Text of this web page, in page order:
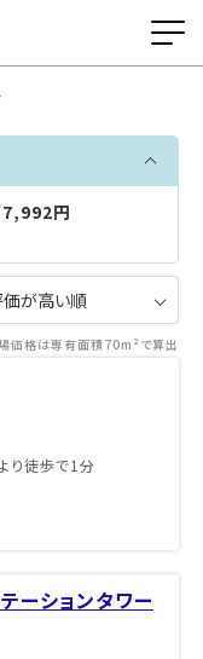
円
価格は専有面積70m²で算出
り徒歩で1分
ーションタワー